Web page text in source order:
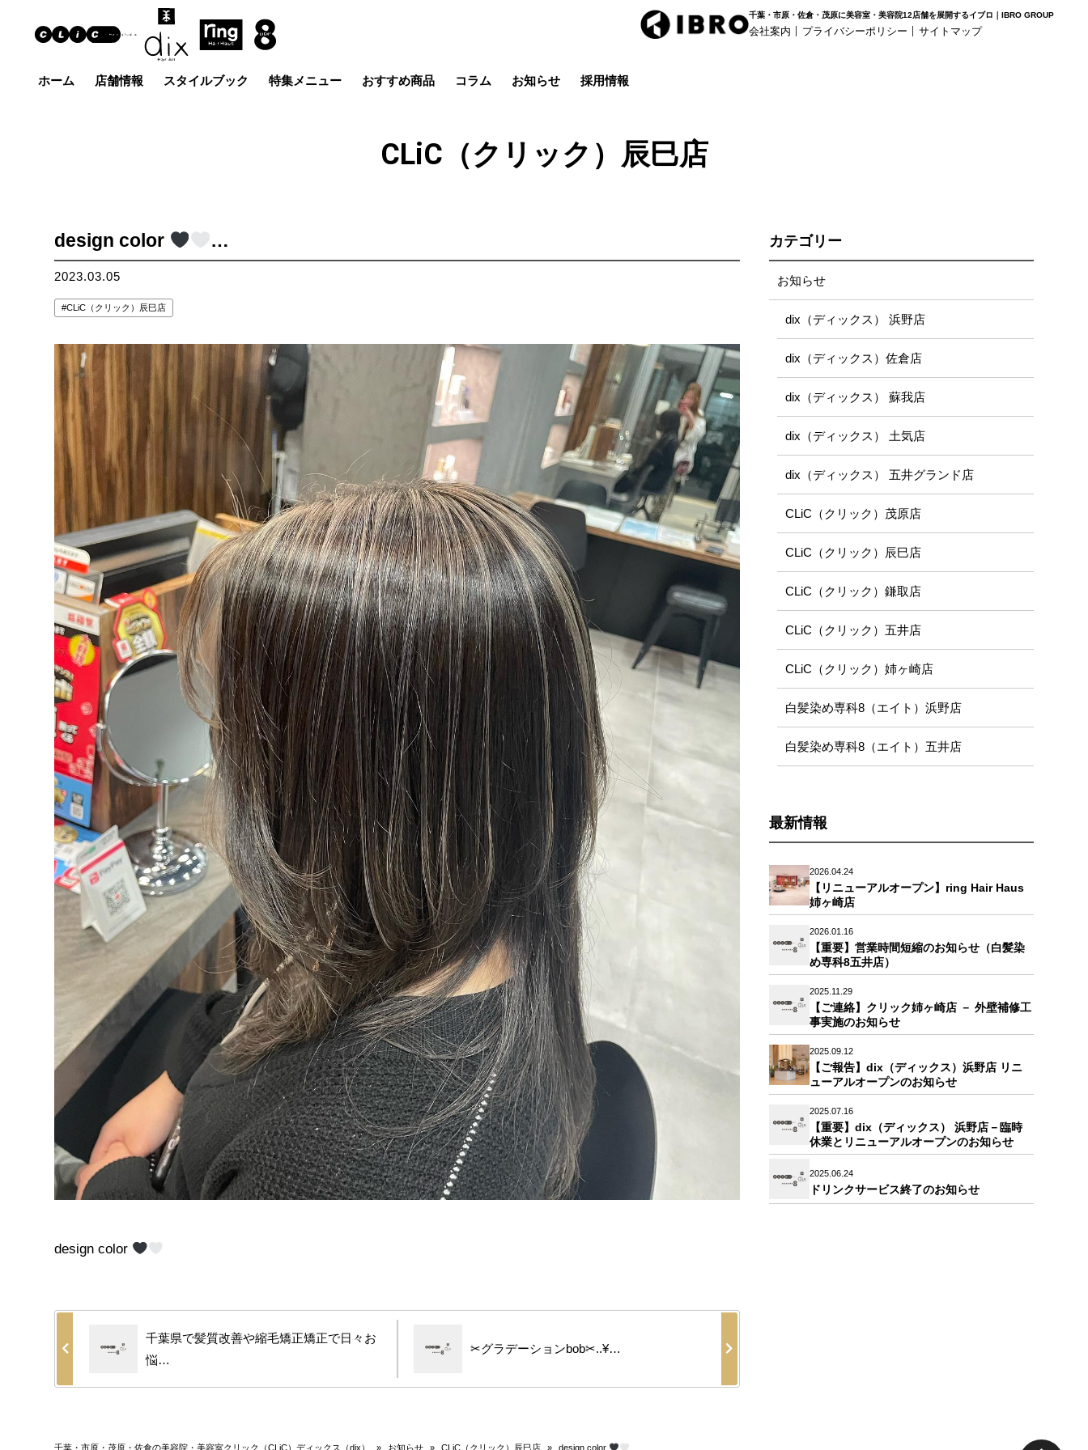
千葉・市原・佐倉・茂原に美容室・美容院12店舗を展開するイブロ｜IBRO GROUP
会社案内 プライバシーポリシー サイトマップ
ホーム 店舗情報
茂原店 辰巳店
スタイルブック 特集メニュー おすすめ商品 コラム お知らせ 採用情報
CLiC（クリック）辰巳店
design color …
2023.03.05
CLiC（クリック）辰巳店
design color
千葉県で髪質改善や縮毛矯正矯正で日々お
悩…
✂︎グラデーションbob✂︎..¥…
カテゴリー
お知らせ
dix（ディックス） 浜野店
dix（ディックス）佐倉店
dix（ディックス） 蘇我店
dix（ディックス） 土気店
dix（ディックス） 五井グランド店
CLiC（クリック）茂原店
CLiC（クリック）辰巳店
CLiC（クリック）鎌取店
CLiC（クリック）五井店
CLiC（クリック）姉ヶ崎店
白髪染め専科8（エイト）浜野店
白髪染め専科8（エイト）五井店
最新情報
2026.04.24
【リニューアルオープン】ring Hair Haus
姉ヶ崎店
2026.01.16
【重要】営業時間短縮のお知らせ（白髪染
め専科8五井店）
2025.11.29
【ご連絡】クリック姉ヶ崎店 － 外壁補修工
事実施のお知らせ
2025.09.12
【ご報告】dix（ディックス）浜野店 リニ
ューアルオープンのお知らせ
2025.07.16
【重要】dix（ディックス） 浜野店－臨時
休業とリニューアルオープンのお知らせ
2025.06.24
ドリンクサービス終了のお知らせ
千葉・市原・茂原・佐倉の美容院・美容室クリック（CLiC）ディックス（dix） » お知らせ » CLiC（クリック）辰巳店 » design color